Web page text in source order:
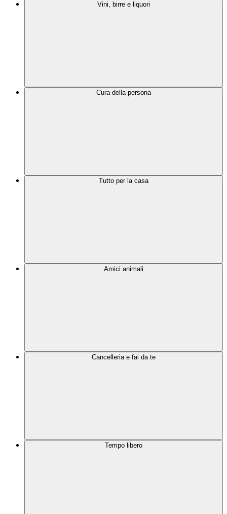
Vini, birre e liquori
Cura della persona
Tutto per la casa
Amici animali
Cancelleria e fai da te
Tempo libero